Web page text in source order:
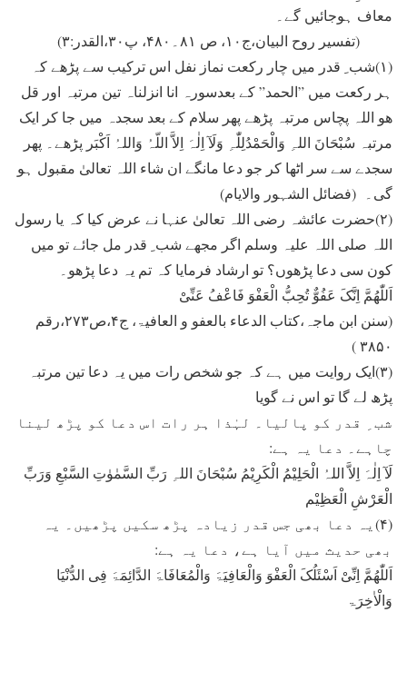
معاف ہوجائیں گے۔
(تفسیر روح البیان،ج۱۰، ص ۸۱۔۴۸۰، پ۳۰،القدر:۳)
(۱)شب ِ قدر میں چار رکعت نماز نفل اس ترکیب سے پڑھے کہ
ہر رکعت میں ”الحمد” کے بعدسورہ انا انزلناہ تین مرتبہ اور قل
ھو اللہ پچاس مرتبہ پڑھے پھر سلام کے بعد سجدہ میں جا کر ایک
مرتبہ سُبْحَانَ اللہِ وَالْحَمْدُلِلّٰہِ وَلَآ اِلٰہَ اِلاَّ اللّہُ وَاللہُ اَکْبَر پڑھے۔ پھر
سجدے سے سر اٹھا کر جو دعا مانگے ان شاء اللہ تعالیٰ مقبول ہو
گی۔ (فضائل الشہور والایام)
(۲)حضرت عائشہ رضی اللہ تعالیٰ عنہا نے عرض کیا کہ یا رسول
اللہ صلی اللہ علیہ وسلم اگر مجھے شب ِ قدر مل جائے تو میں
کون سی دعا پڑھوں؟ تو ارشاد فرمایا کہ تم یہ دعا پڑھو۔
اَللّٰھُمَّ اِنَّکَ عَفُوٌّ تُحِبُّ الْعَفْوَ فَاعْفُ عَنِّیْ
(سنن ابن ماجہ،کتاب الدعاء بالعفو و العافیۃ، ج۴،ص۲۷۳،رقم
۳۸۵۰ )
(۳)ایک روایت میں ہے کہ جو شخص رات میں یہ دعا تین مرتبہ
پڑھ لے گا تو اس نے گویا
شب ِ قدر کو پالیا۔ لہٰذا ہر رات اس دعا کو پڑھ لینا
چاہے۔ دعا یہ ہے:
لَآ اِلٰہَ اِلاَّ اللہُ الْحَلِیْمُ الْکَرِیْمُ سُبْحَانَ اللہِ رَبِّ السَّمٰوٰتِ السَّبْعِ وَرَبِّ
الْعَرْشِ الْعَظِیْم
(۴)یہ دعا بھی جس قدر زیادہ پڑھ سکیں پڑھیں۔ یہ
بھی حدیث میں آیا ہے، دعا یہ ہے:
اَللّٰھُمَّ اِنِّیْ اَسْئَلُکَ الْعَفْوَ وَالْعَافِیَۃَ وَالْمُعَافَاۃَ الدَّائِمَۃَ فِی الدُّنْیَا
وَالْاٰخِرَۃ